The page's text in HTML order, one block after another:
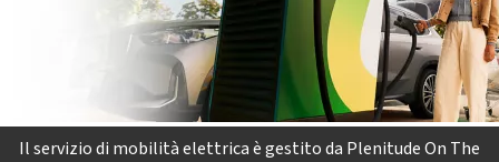
Il servizio di mobilità elettrica è gestito da Plenitude On The